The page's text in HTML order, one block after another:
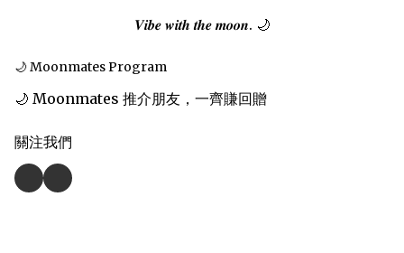
𝑽𝒊𝒃𝒆 𝒘𝒊𝒕𝒉 𝒕𝒉𝒆 𝒎𝒐𝒐𝒏. 🌙
🌙 Moonmates Program
🌙 Moonmates 推介朋友，一齊賺回贈
關注我們